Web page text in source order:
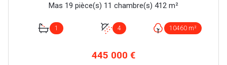
Mas 19 pièce(s) 11 chambre(s) 412 m²
1 4 10460 m²
445 000 €